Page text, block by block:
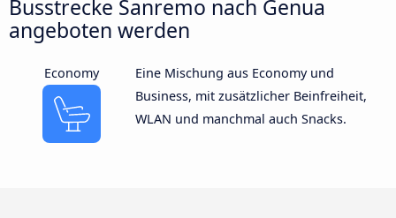
Busstrecke Sanremo nach Genua
angeboten werden
Economy
Eine Mischung aus Economy und
Business, mit zusätzlicher Beinfreiheit,
WLAN und manchmal auch Snacks.